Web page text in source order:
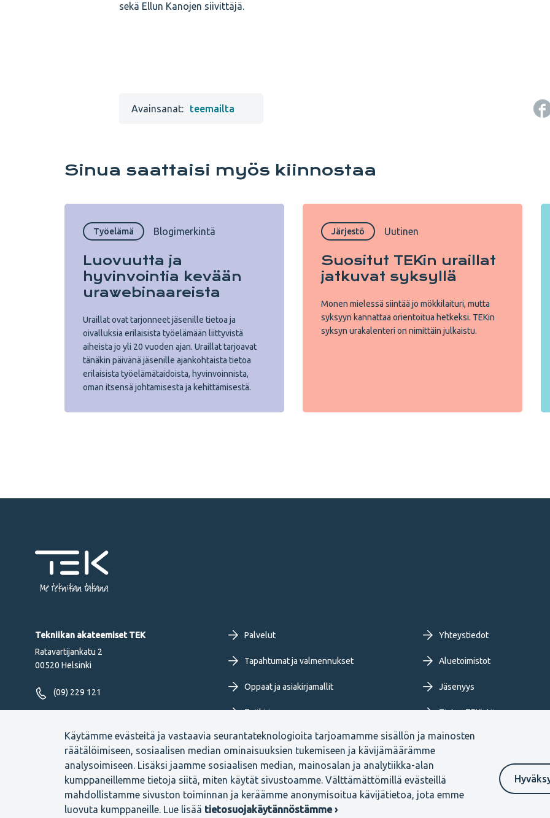
Käytämme evästeitä ja vastaavia seurantateknologioita tarjoamamme sisällön ja mainosten
räätälöimiseen, sosiaalisen median ominaisuuksien tukemiseen ja kävijämäärämme
analysoimiseen. Lisäksi jaamme sosiaalisen median, mainosalan ja analytiikka-alan
kumppaneillemme tietoja siitä, miten käytät sivustoamme. Välttämättömillä evästeillä
mahdollistamme sivuston toiminnan ja keräämme anonymisoitua kävijätietoa, jota emme
luovuta kumppaneille. Lue lisää tietosuojakäytännöstämme ›
sekä Ellun Kanojen siivittäjä.
Avainsanat: teemailta
Sinua saattaisi myös kiinnostaa
Työelämä Blogimerkintä
Luovuutta ja
hyvinvointia kevään
urawebinaareista
Uraillat ovat tarjonneet jäsenille tietoa ja
oivalluksia erilaisista työelämään liittyvistä
aiheista jo yli 20 vuoden ajan. Uraillat tarjoavat
tänäkin päivänä jäsenille ajankohtaista tietoa
erilaisista työelämätaidoista, hyvinvoinnista,
oman itsensä johtamisesta ja kehittämisestä.
Järjestö Uutinen
Suositut TEKin uraillat
jatkuvat syksyllä
Monen mielessä siintää jo mökkilaituri, mutta
syksyyn kannattaa orientoitua hetkeksi. TEKin
syksyn urakalenteri on nimittäin julkaistu.
Me tekniikan takana
Tekniikan akateemiset TEK
Ratavartijankatu 2
00520 Helsinki
(09) 229 121
Footer
primary
menu
FI
Palvelut
Tapahtumat ja valmennukset
Oppaat ja asiakirjamallit
Työkirja
Uutiset ja blogit
Yhteystiedot
Aluetoimistot
Jäsenyys
Tietoa TEKistä
Extranet
Footer
Evästeasetukset Tietosuojaselosteet Anna palautetta
Ilmoituskanava